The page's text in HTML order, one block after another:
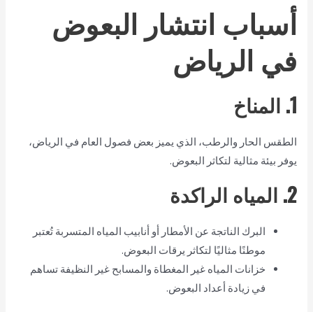
أسباب انتشار البعوض
في الرياض
1. المناخ
الطقس الحار والرطب، الذي يميز بعض فصول العام في الرياض،
يوفر بيئة مثالية لتكاثر البعوض.
2. المياه الراكدة
البرك الناتجة عن الأمطار أو أنابيب المياه المتسربة تُعتبر
موطنًا مثاليًا لتكاثر يرقات البعوض.
خزانات المياه غير المغطاة والمسابح غير النظيفة تساهم
في زيادة أعداد البعوض.